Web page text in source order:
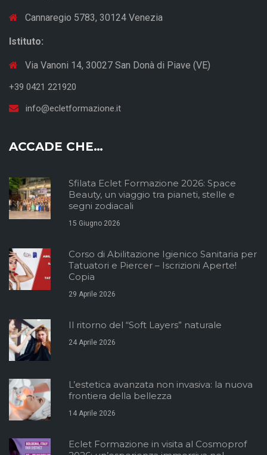
Cannaregio 5783, 30124 Venezia
Istituto:
Via Vanoni 14, 30027 San Donà di Piave (VE)
+39 0421 221920
info@ecletformazione.it
ACCADE CHE…
Sfilata Eclet Formazione 2026: Space
Beauty, un viaggio tra pianeti, stelle e
segni zodiacali
15 Giugno 2026
Corso di Abilitazione Igienico Sanitaria per
Tatuatori e Piercer – Iscrizioni Aperte!
Copia
29 Aprile 2026
Il ritorno del “Soft Layers” naturale
24 Aprile 2026
L’estetica avanzata non invasiva: la nuova
frontiera della bellezza
14 Aprile 2026
Eclet Formazione in visita al Cosmoprof